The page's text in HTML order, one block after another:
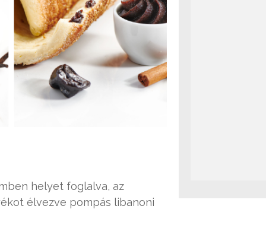
helyet foglalva, az
élvezve pompás libanoni